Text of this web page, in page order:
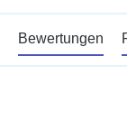
Bewertungen